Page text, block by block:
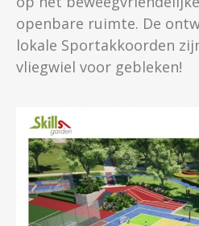
openbare ruimte. De
lokale Sportakkoorden
vliegwiel voor gebleken!